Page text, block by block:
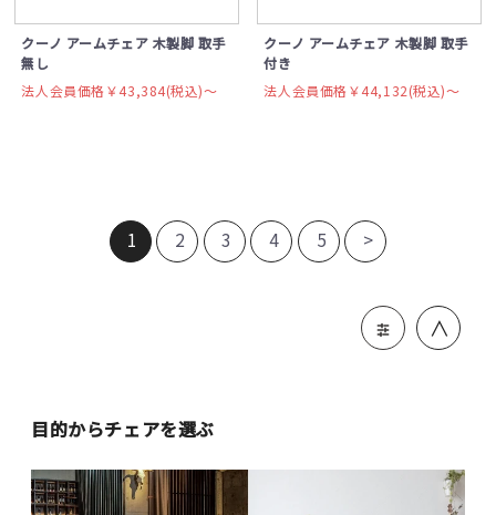
クーノ アームチェア 木製脚 取手
無し
法人会員価格￥43,384(税込)〜
クーノ アームチェア 木製脚 取手
付き
法人会員価格￥44,132(税込)〜
1 2 3 4 5 >
＞
目的からチェアを選ぶ